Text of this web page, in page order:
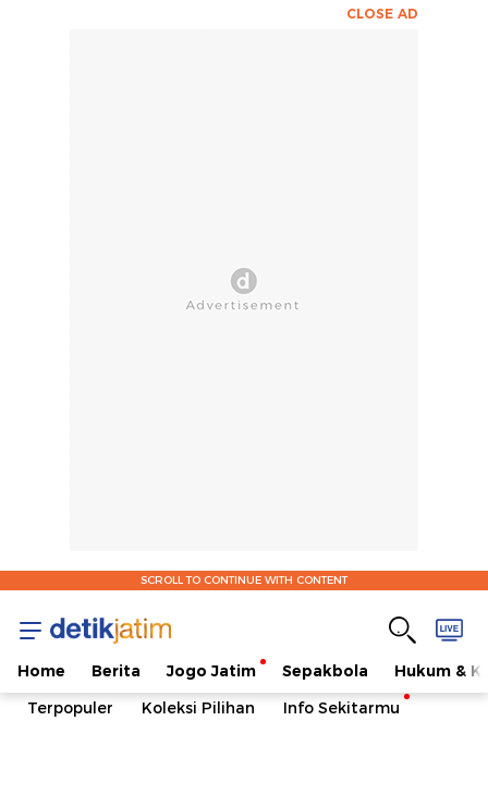
CLOSE AD
SCROLL TO CONTINUE WITH CONTENT
Home Berita Jogo Jatim Sepakbola
Hukum &
Terpopuler
Koleksi Pilihan Info Sekitarmu